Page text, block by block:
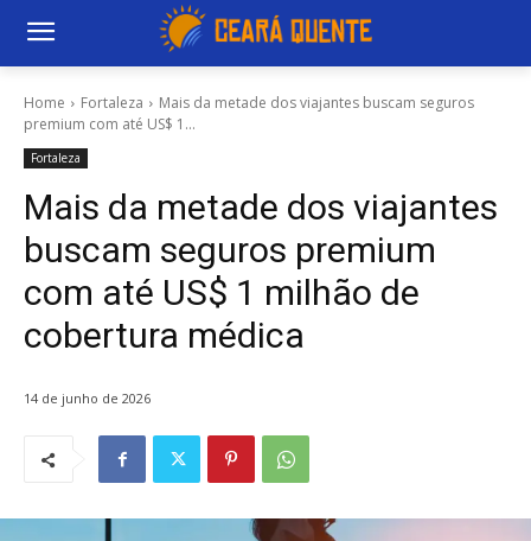
Home Fortaleza
Mais da metade dos viajantes buscam seguros
premium com até US$ 1...
Fortaleza
Mais da metade dos viajantes
buscam seguros premium
com até US$ 1 milhão de
cobertura médica
14 de junho de 2026